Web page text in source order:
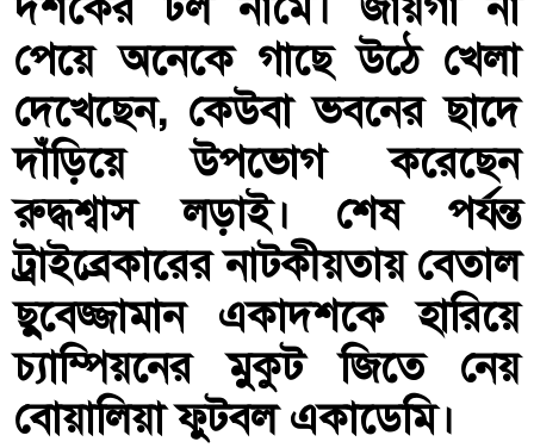
পেয়ে অনেকে গাছে উঠে খেলা
দেখেছেন, কেউবা ভবনের ছাদে
দাঁড়িয়ে উপভোগ করেছেন
রুদ্ধশ্বাস লড়াই। শেষ পর্যন্ত
ট্রাইব্রেকারের নাটকীয়তায় বেতাল
ছুবেজ্জামান একাদশকে হারিয়ে
চ্যাম্পিয়নের মুকুট জিতে নেয়
বোয়ালিয়া ফুটবল একাডেমি।